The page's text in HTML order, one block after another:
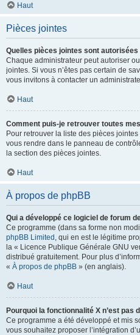
Haut
Pièces jointes
Quelles pièces jointes sont
Chaque administrateur peut autoriser
jointes. Si vous n’êtes pas certain de
vous invitons à contacter un
Haut
Comment puis-je retrouver toutes
Pour retrouver la liste des pièces
vous rendre dans le panneau de
la section des pièces jointes.
Haut
À propos de phpBB
Qui a développé ce logiciel de forum
Ce programme (dans sa forme non
phpBB Limited , qui en est le légitime
la « Licence Publique Générale GNU
distribué gratuitement. Pour plus
« À propos de phpBB » (en anglais).
Haut
Pourquoi la fonctionnalité X n’est pas
Ce programme a été développé et mis
vous souhaitez proposer l’intégration